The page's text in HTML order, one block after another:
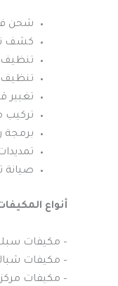
شحن
كشف
تنظيف
تنظيف
تغيير
تركيب
برمجة
صيانة
أنواع
– مكيفات
– مكيفات
– مكيفات